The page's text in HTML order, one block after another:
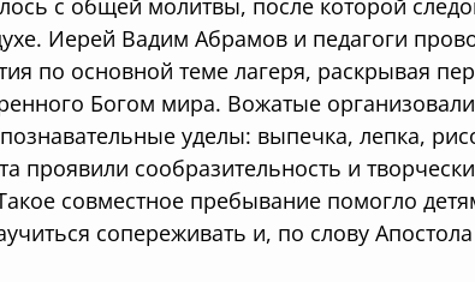
с общей молитвы, после которой
Иерей Вадим Абрамов и педагоги
по основной теме лагеря, раскрывая
Богом мира. Вожатые организовали
уделы: выпечка, лепка,
проявили сообразительность и
совместное пребывание помогло
сопереживать и, по слову